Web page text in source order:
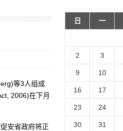
等3人组成
2006)在下月
安省政府将正
日
一
2 3
9 10
16 17
23 24
30
31